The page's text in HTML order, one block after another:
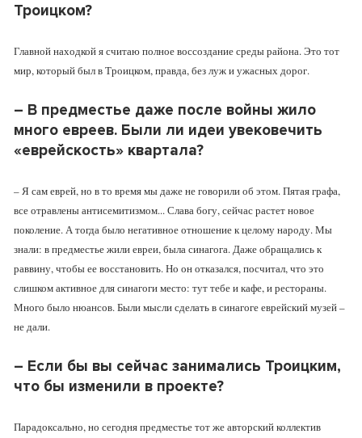
Троицком?
Главной находкой я считаю полное воссоздание среды района. Это тот
мир, который был в Троицком, правда, без луж и ужасных дорог.
– В предместье даже после войны жило
много евреев. Были ли идеи увековечить
«еврейскость» квартала?
– Я сам еврей, но в то время мы даже не говорили об этом. Пятая графа,
все отравлены антисемитизмом... Слава богу, сейчас растет новое
поколение. А тогда было негативное отношение к целому народу. Мы
знали: в предместье жили евреи, была синагога. Даже обращались к
раввину, чтобы ее восстановить. Но он отказался, посчитал, что это
слишком активное для синагоги место: тут тебе и кафе, и рестораны.
Много было нюансов. Были мысли сделать в синагоге еврейский музей –
не дали.
– Если бы вы сейчас занимались Троицким,
что бы изменили в проекте?
Парадоксально, но сегодня предместье тот же авторский коллектив